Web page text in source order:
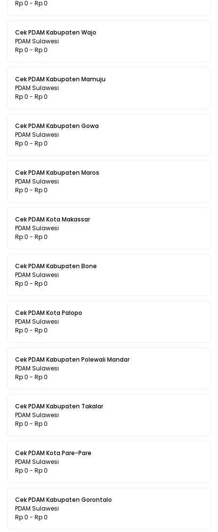
Rp 0 - Rp 0
Cek PDAM Kabupaten Wajo
PDAM Sulawesi
Rp 0 - Rp 0
Cek PDAM Kabupaten Mamuju
PDAM Sulawesi
Rp 0 - Rp 0
Cek PDAM Kabupaten Gowa
PDAM Sulawesi
Rp 0 - Rp 0
Cek PDAM Kabupaten Maros
PDAM Sulawesi
Rp 0 - Rp 0
Cek PDAM Kota Makassar
PDAM Sulawesi
Rp 0 - Rp 0
Cek PDAM Kabupaten Bone
PDAM Sulawesi
Rp 0 - Rp 0
Cek PDAM Kota Palopo
PDAM Sulawesi
Rp 0 - Rp 0
Cek PDAM Kabupaten Polewali Mandar
PDAM Sulawesi
Rp 0 - Rp 0
Cek PDAM Kabupaten Takalar
PDAM Sulawesi
Rp 0 - Rp 0
Cek PDAM Kota Pare-Pare
PDAM Sulawesi
Rp 0 - Rp 0
Cek PDAM Kabupaten Gorontalo
PDAM Sulawesi
Rp 0 - Rp 0